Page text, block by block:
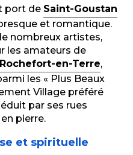
port de Saint-Goustan
et romantique.
nombreux artistes,
les amateurs de
Rochefort-en-Terre,
les « Plus Beaux
Village préféré
par ses rues
pierre.
et spirituelle